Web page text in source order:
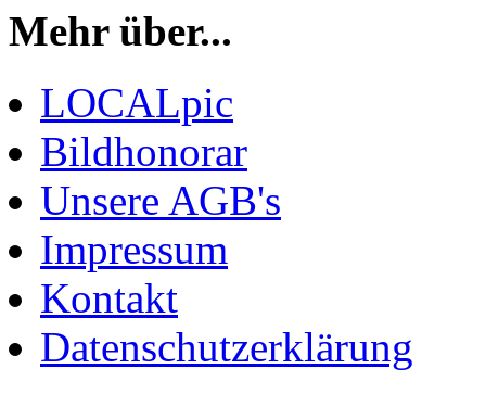
Mehr über...
LOCALpic
Bildhonorar
Unsere AGB's
Impressum
Kontakt
Datenschutzerklärung